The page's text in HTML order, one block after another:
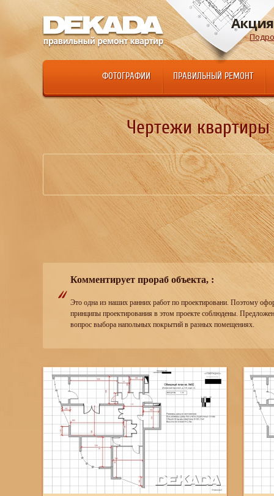
ФОТОГРАФИИ ПРАВИЛЬНЫЙ РЕМОНТ
Чертежи квартиры
Комментирует прораб объекта, :
Это одна из наших ранних работ по проектировани. Поэтому
принципы проектирования в этом проекте соблюдены.
вопрос выбора напольных покрытий в разных помещениях.